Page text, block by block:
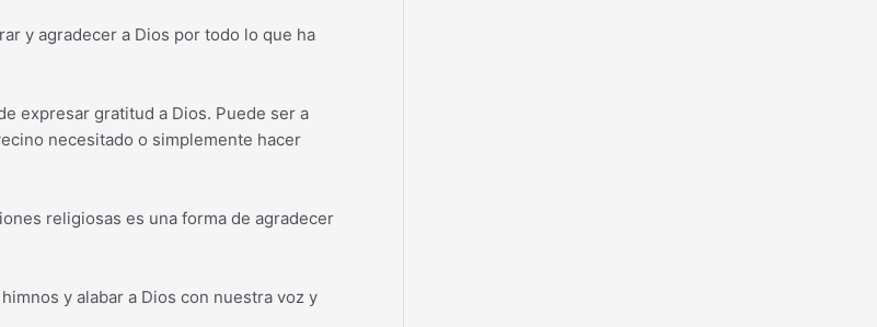
y agradecer a Dios por todo lo que ha
expresar gratitud a Dios. Puede ser a
necesitado o simplemente hacer
religiosas es una forma de agradecer
y alabar a Dios con nuestra voz y